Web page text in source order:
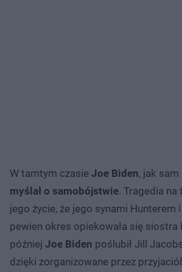
W tamtym czasie Joe Biden, jak sam
myślał o samobójstwie. Tragedia na
jego życie, że jego synami Hunterem
pewien okres opiekowała się siostra
później Joe Biden poślubił Jill
dzięki zorganizowane przez